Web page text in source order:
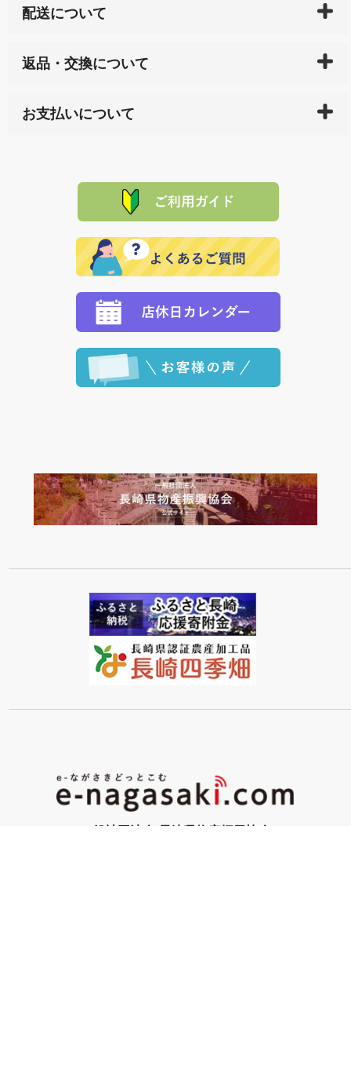
配送について
天ペイ」の方はご注文受付後）、 長崎県下全域に点在
サイト内で購入された商品の送料は、こちらの
全国送
れの生産メーカーからお客様の元へ直送いたしますの
で、 それぞれ個別に送料が必要になります。
返品・交換について
または配送途中の 事故などで不都合が生じている場合
品代金を返金いたします。）
その際は誠に申し訳ありませんが、当協会までご注文
願いいたします。
お支払いについて
た場合、お客様からの ご入金を確認した後で、商品を
※「クレジットカード」「PayPay」「楽天ペイ」を指
定された場合は、準備出来次第の便にてお送りいたし
ます。 （到着日指定をされている場合は、ご指定の日
程に合わせてお届けいたします。）